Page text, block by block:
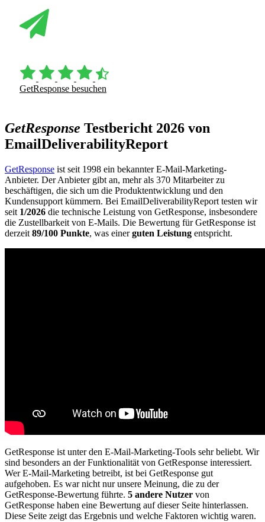
GetResponse besuchen
GetResponse Testbericht 2026 von
EmailDeliverabilityReport
GetResponse ist seit 1998 ein bekannter E-Mail-Marketing-
Anbieter. Der Anbieter gibt an, mehr als 370 Mitarbeiter zu
beschäftigen, die sich um die Produktentwicklung und den
Kundensupport kümmern. Bei EmailDeliverabilityReport testen wir
seit 1/2026 die technische Leistung von GetResponse, insbesondere
die Zustellbarkeit von E-Mails. Die Bewertung für GetResponse ist
derzeit 89/100 Punkte, was einerguten Leistung entspricht.
GetResponse ist unter den E-Mail-Marketing-Tools sehr beliebt. Wir
sind besonders an der Funktionalität von GetResponse interessiert.
Wer E-Mail-Marketing betreibt, ist bei GetResponse gut
aufgehoben. Es war nicht nur unsere Meinung, die zu der
GetResponse-Bewertung führte. 5 andere Nutzer von
GetResponse haben eine Bewertung auf dieser Seite hinterlassen.
Diese Seite zeigt das Ergebnis und welche Faktoren wichtig waren.